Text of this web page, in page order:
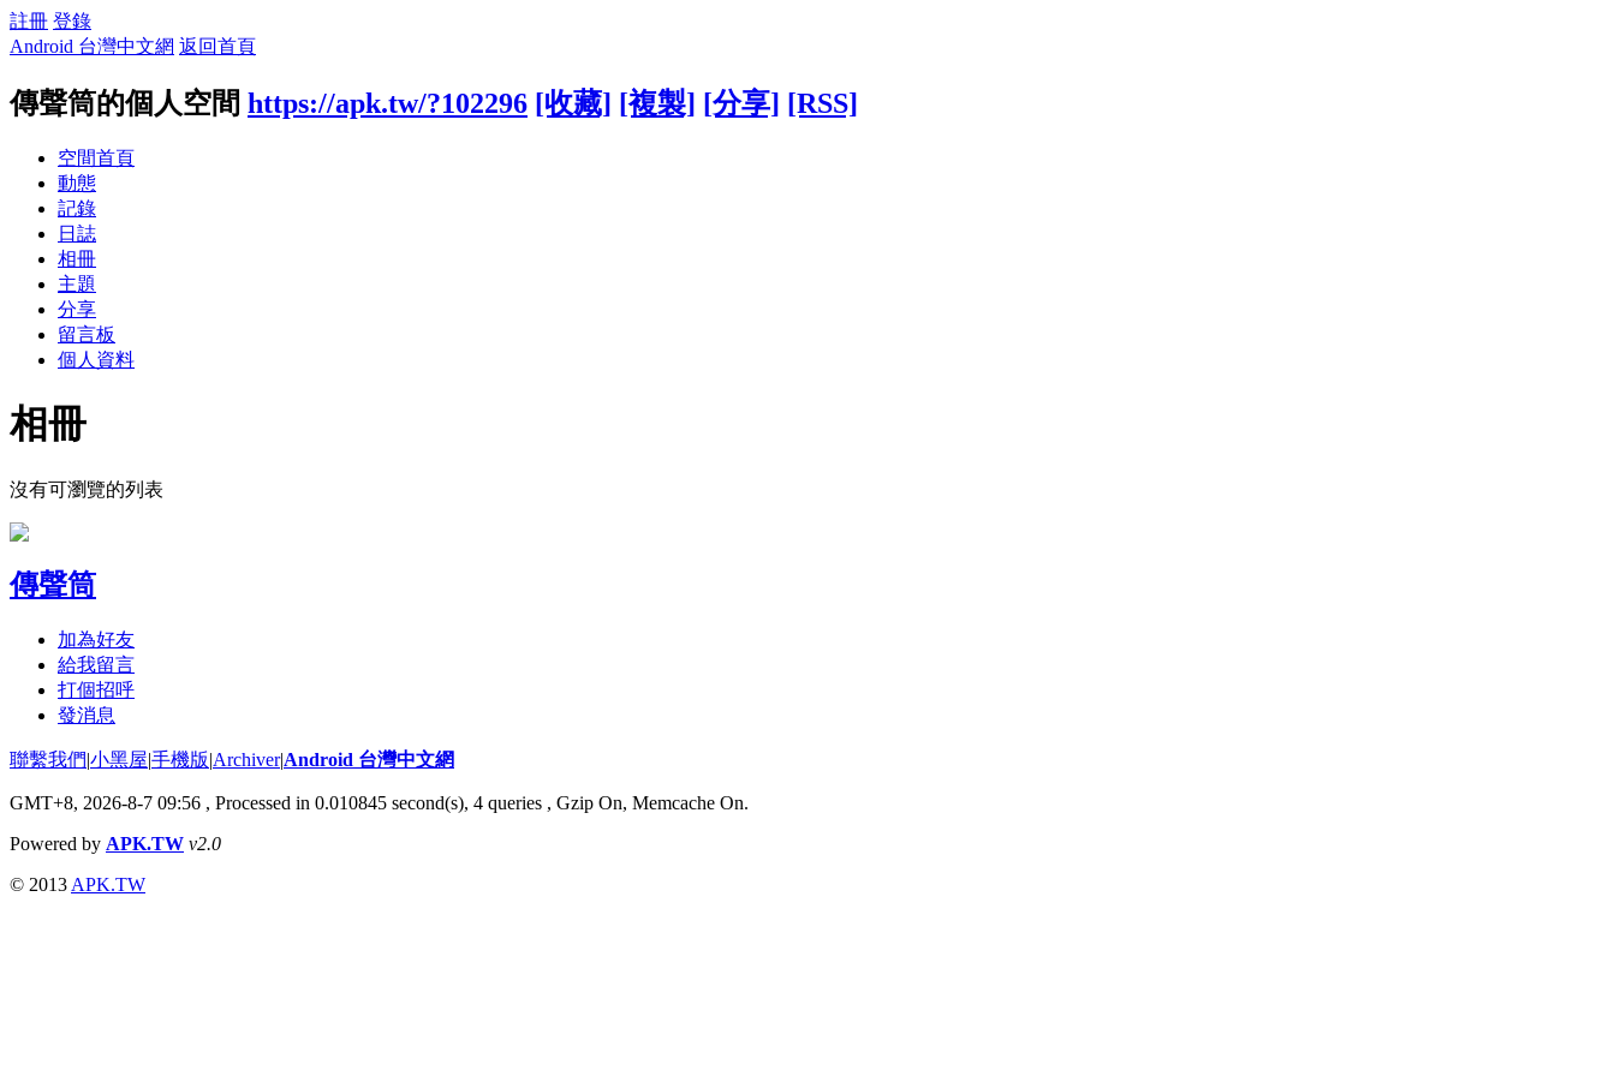
註冊 登錄
Android 台灣中文網 返回首頁
傳聲筒的個人空間 https://apk.tw/?102296 [收藏] [複製] [分享] [RSS]
空間首頁
動態
記錄
日誌
相冊
主題
分享
留言板
個人資料
相冊
沒有可瀏覽的列表
傳聲筒
加為好友
給我留言
打個招呼
發消息
聯繫我們|小黑屋|手機版|Archiver|Android 台灣中文網
GMT+8, 2026-8-7 09:56 , Processed in 0.010845 second(s), 4 queries , Gzip On, Memcache On.
Powered by APK.TW v2.0
© 2013 APK.TW